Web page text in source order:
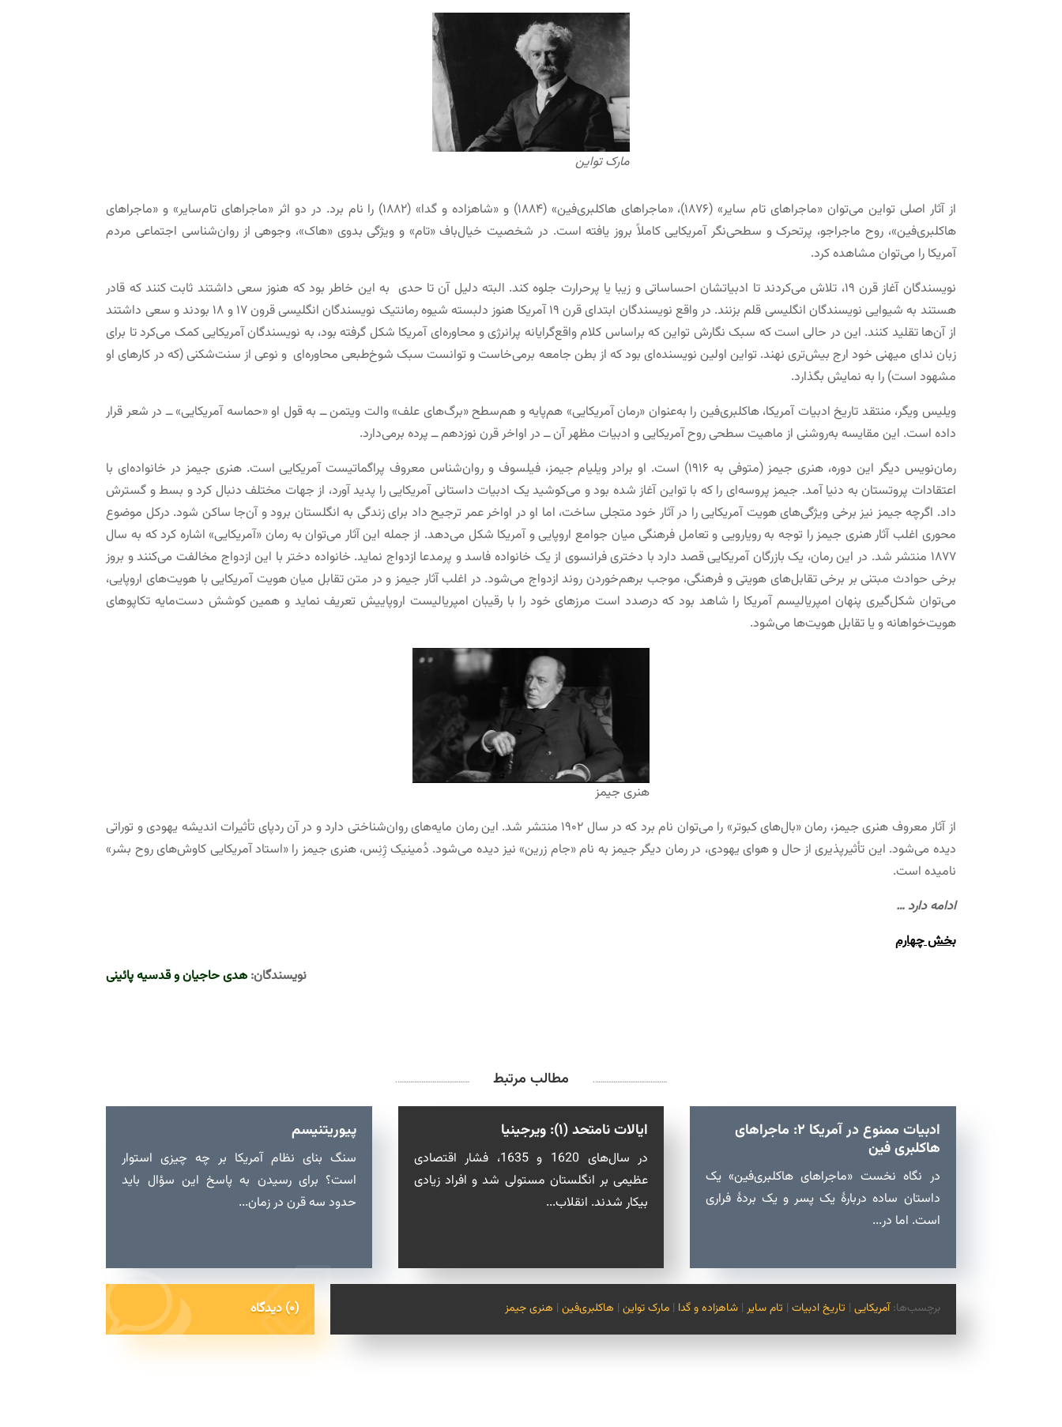
مارک تواین
از آثار اصلی تواین می‌توان «ماجراهای تام سایر» (۱۸۷۶)، «ماجراهای هاکلبری‌فین» (۱۸۸۴) و «شاهزاده و گدا» (۱۸۸۲) را نام برد. در دو اثر «ماجراهای تام‌سایر» و «ماجراهای
هاکلبری‌فین»، روح ماجراجو، پرتحرک و سطحی‌نگر آمریکایی کاملاً بروز یافته است. در شخصیت خیال‌باف «تام» و ویژگی بدوی «هاک»، وجوهی از روان‌شناسی اجتماعی مردم
آمریکا را می‌توان مشاهده کرد.
نویسندگان آغاز قرن ۱۹، تلاش می‌کردند تا ادبیاتشان احساساتی و زیبا یا پرحرارت جلوه کند. البته دلیل آن تا حدی به این خاطر بود که هنوز سعی داشتند ثابت کنند که قادر
هستند به شیوایی نویسندگان انگلیسی قلم بزنند. در واقع نویسندگان ابتدای قرن ۱۹ آمریکا هنوز دلبسته شیوه رمانتیک نویسندگان انگلیسی قرون ۱۷ و ۱۸ بودند و سعی داشتند
از آن‌ها تقلید کنند. این در حالی است که سبک نگارش تواین که براساس کلام واقع‌گرایانه پرانرژى و محاوره‌اى آمریکا شکل گرفته بود، به نویسندگان آمریکایى کمک می‌کرد تا برای
زبان ندای میهنی خود ارج بیش‌ترى نهند. تواین اولین نویسنده‌اى بود که از بطن جامعه برمی‌خاست و توانست سبک شوخ‌طبعى محاوره‌ای و نوعی از سنت‌شکنی (که در کارهای او
مشهود است) را به نمایش بگذارد.
ویلیس ویگر، منتقد تاریخ ادبیات آمریکا، هاکلبری‌فین را به‌عنوان «رمان آمریکایی» هم‌پایه و هم‌سطح «برگ‌های علف» والت ویتمن ــ به قول او «حماسه آمریکایی» ــ در شعر قرار
داده است. این مقایسه به‌روشنی از ماهیت سطحی روح آمریکایی و ادبیات مظهر آن ــ در اواخر قرن نوزدهم ــ پرده برمی‌دارد.
رمان‌نویس دیگر این دوره، هنری جیمز (متوفی به ۱۹۱۶) است. او برادر ویلیام جیمز، فیلسوف و روان‌شناس معروف پراگماتیست آمریکایی است. هنری جیمز در خانواده‌ای با
اعتقادات پروتستان به دنیا آمد. جیمز پروسه‌ای را که با تواین آغاز شده بود و می‌کوشید یک ادبیات داستانی آمریکایی را پدید آورد، از جهات مختلف دنبال کرد و بسط و گسترش
داد. اگرچه جیمز نیز برخی ویژگی‌های هویت آمریکایی را در آثار خود متجلی ساخت، اما او در اواخر عمر ترجیح داد برای زندگی به انگلستان برود و آن‌جا ساکن شود. درکل موضوع
محوری اغلب آثار هنری جیمز را توجه به رویارویی و تعامل فرهنگی میان جوامع اروپایی و آمریکا شکل می‌دهد. از جمله این آثار می‌توان به رمان «آمریکایی» اشاره کرد که به سال
۱۸۷۷ منتشر شد. در این رمان، یک بازرگان آمریکایی قصد دارد با دختری فرانسوی از یک خانواده فاسد و پرمدعا ازدواج نماید. خانواده دختر با این ازدواج مخالفت می‌کنند و بروز
برخی حوادث مبتنی بر برخی تقابل‌های هویتی و فرهنگی، موجب برهم‌خوردن روند ازدواج می‌شود. در اغلب آثار جیمز و در متن تقابل میان هویت آمریکایی با هویت‌های اروپایی،
می‌توان شکل‌گیری پنهان امپریالیسم آمریکا را شاهد بود که درصدد است مرزهای خود را با رقیبان امپریالیست اروپاییش تعریف نماید و همین کوشش دست‌مایه تکاپوهای
هویت‌خواهانه و یا تقابل هویت‌ها می‌شود.
هنری جیمز
از آثار معروف هنری جیمز، رمان «بال‌های کبوتر» را می‌توان نام برد که در سال ۱۹۰۲ منتشر شد. این رمان مایه‌های روان‌شناختی دارد و در آن ردپای تأثیرات اندیشه یهودی و توراتی
دیده می‌شود. این تأثیرپذیری از حال و هوای یهودی، در رمان دیگر جیمز به نام «جام زرین» نیز دیده می‌شود. دُمینیک ژِنِس، هنری جیمز را «استاد آمریکایی کاوش‌های روح بشر»
نامیده است.
ادامه دارد …
بخش چهارم
نویسندگان: هدی حاجیان و قدسیه پائینی
…………………………………. مطالب مرتبط ………………………………….
پیوریتنیسم
سنگ بنای نظام آمریکا بر چه چیزی استوار
است؟ برای رسیدن به پاسخ این سؤال باید
حدود سه قرن در زمان...
ایالات نامتحد (۱): ویرجینیا
در سال‌هاى 1620 و 1635، فشار اقتصادى
عظیمى بر انگلستان مستولى شد و افراد زیادى
بیکار شدند. انقلاب...
ادبیات ممنوع در آمریکا ۲: ماجراهای
هاکلبری فین
در نگاه نخست «ماجراهای هاکلبری‌فین» یک
داستان ساده دربارهٔ یک پسر و یک بردهٔ فراری
است. اما در...
(0) دیدگاه برچسب‌ها:آمریکایی | تاریخ ادبیات | تام سایر |شاهزاده و گدا |مارک تواین | هاکلبری‌فین | هنری جیمز